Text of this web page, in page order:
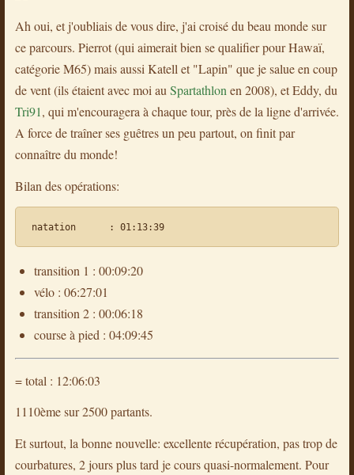
Ah oui, et j'oubliais de vous dire, j'ai croisé du beau monde sur
ce parcours. Pierrot (qui aimerait bien se qualifier pour Hawaï,
catégorie M65) mais aussi Katell et "Lapin" que je salue en coup
de vent (ils étaient avec moi au Spartathlon en 2008), et Eddy, du
Tri91, qui m'encouragera à chaque tour, près de la ligne d'arrivée.
A force de traîner ses guêtres un peu partout, on finit par
connaître du monde!
Bilan des opérations:
natation      : 01:13:39
transition 1 : 00:09:20
vélo : 06:27:01
transition 2 : 00:06:18
course à pied : 04:09:45
= total : 12:06:03
1110ème sur 2500 partants.
Et surtout, la bonne nouvelle: excellente récupération, pas trop de
courbatures, 2 jours plus tard je cours quasi-normalement. Pour